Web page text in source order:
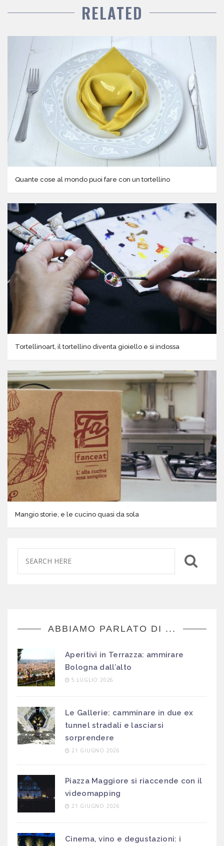
RELATED
Quante cose al mondo puoi fare con un tortellino
Tortellinoart, il tortellino diventa gioiello e si indossa
Mangio storie, e le cucino quasi da sola
ABBIAMO PARLATO DI ...
Aperitivi in Terrazza: ammirare
Bologna dall’alto
5 LUGLIO 2026
Le Gallerie: camminare in due ex
tunnel stradali e lasciarsi
sorprendere
21 GIUGNO 2026
Piazza Maggiore si riaccende con il
videomapping
21 GIUGNO 2026
Cinema, vino e degustazioni: i